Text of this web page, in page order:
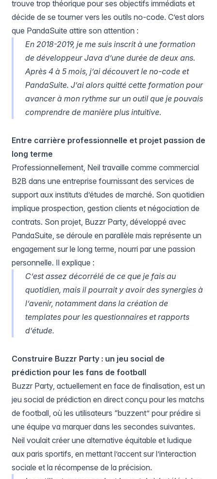
trouve trop théorique pour ses objectifs immédiats et
décide de se tourner vers les outils no-code. C’est alors
que PandaSuite attire son attention :
En 2018-2019, je me suis inscrit à une formation
de développeur Java d’une durée de deux ans.
Après 4 à 5 mois, j’ai découvert le no-code et
PandaSuite. J’ai alors quitté cette formation pour
avancer à mon rythme sur un outil que je pouvais
comprendre de manière plus intuitive.
Entre carrière professionnelle et projet passion de
long terme
Professionnellement, Neil travaille comme commercial
B2B dans une entreprise fournissant des services de
support aux instituts d’études de marché. Son quotidien
implique prospection, gestion clients et négociation de
contrats. Son projet, Buzzr Party, développé avec
PandaSuite, se déroule en parallèle mais représente un
engagement sur le long terme, nourri par une passion
personnelle. Il explique :
C’est assez décorrélé de ce que je fais au
quotidien, mais il pourrait y avoir des synergies à
l’avenir, notamment dans la création de
templates pour les questionnaires et rapports
d’étude.
Construire Buzzr Party : un jeu social de
prédiction pour les fans de football
Buzzr Party, actuellement en face de finalisation, est un
jeu social de prédiction en direct conçu pour les matchs
de football, où les utilisateurs “buzzent” pour prédire si
une équipe va marquer dans les secondes suivantes.
Neil voulait créer une alternative équitable et ludique
aux paris sportifs, en mettant l’accent sur l’interaction
sociale et la récompense de la précision.